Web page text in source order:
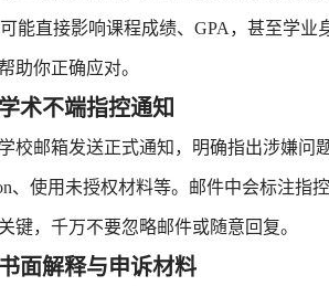
能直接影响课程成绩、GPA，甚至学
助你正确应对。
不端指控通知
邮箱发送正式通知，明确指出涉嫌问
、使用未授权材料等。邮件中会标注指
键，千万不要忽略邮件或随意回复。
解释与申诉材料